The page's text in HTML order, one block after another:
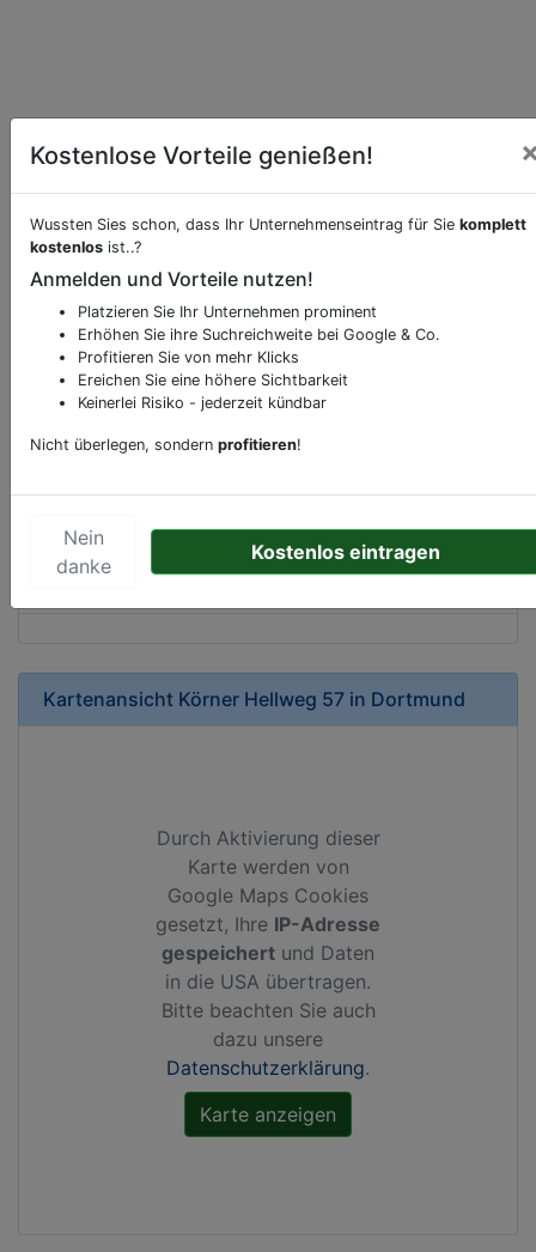
Essen online bei Akropolis bestellen
Möchten Sie eine Onlinebestellung vornehmen,
klicken Sie den folgenden Link.
Hier Essen bestellen
Beschreibung & Services von
Sie möchten eine Beschreibung, Dienstleistung
oder andere relevante Informationen hinzufügen?
Gerne erweitern wir Ihren Firmeneintrag um
Sonderangebote odere besondere Services, die
Ihr Unternehmen anbietet und womit Sie sich von
Kartenansicht Körner Hellweg 57 in Dortmund
Durch Aktivierung dieser
Karte werden von
Google Maps Cookies
gesetzt, Ihre IP-Adresse
gespeichert und Daten
in die USA übertragen.
Bitte beachten Sie auch
dazu unsere
Datenschutzerklärung.
Kostenlose Vorteile genießen!
Wussten Sies schon, dass Ihr Unternehmenseintrag für Sie komplett
kostenlos ist..?
Anmelden und Vorteile nutzen!
Platzieren Sie Ihr Unternehmen prominent
Erhöhen Sie ihre Suchreichweite bei Google & Co.
Profitieren Sie von mehr Klicks
Ereichen Sie eine höhere Sichtbarkeit
Keinerlei Risiko - jederzeit kündbar
Nicht überlegen, sondern profitieren!
Nein
danke
Kostenlos eintragen